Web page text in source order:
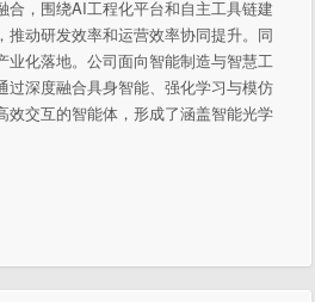
，围绕AI工程化平台和自主工具链建
动研发效率和运营效率协同提升。同
化落地。公司面向智能制造与智慧工
过深度融合具身智能、强化学习与模仿
交互的智能体，形成了涵盖智能光学